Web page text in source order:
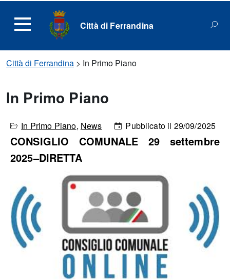
Città di Ferrandina
Città di Ferrandina > In Primo Piano
In Primo Piano
In Primo Piano, News Pubblicato il 29/09/2025
CONSIGLIO COMUNALE 29 settembre
2025–DIRETTA